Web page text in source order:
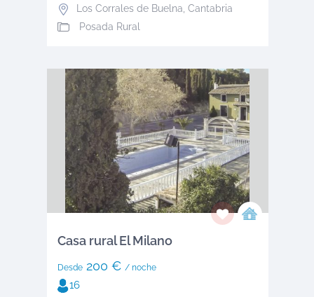
Los Corrales de Buelna, Cantabria
Posada Rural
Casa rural El Milano
Desde200 € / noche
16